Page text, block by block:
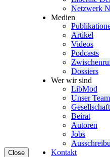
Close
Netzwerk
Medien
Artikel
Videos
Podcasts
Dossiers
Wer wir sind
LibMod
Unser Team
Beirat
Autoren
Jobs
Kontakt